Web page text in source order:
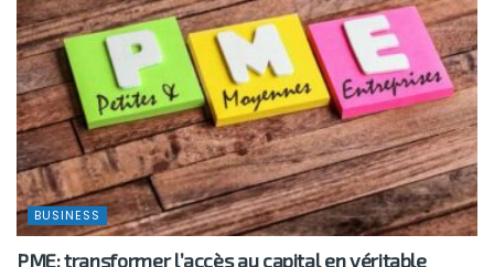
BUSINESS
PME: transformer l’accès au capital en véritable